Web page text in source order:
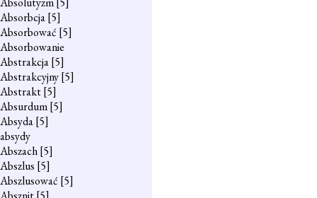
Absorbcja[5]
Absorbować [5]
Absorbowanie
Abstrakcja[5]
Abstrakcyjny[5]
Abstrakt[5]
Absurdum[5]
Absyda[5]
absydy
Abszach[5]
Abszlus [5]
Abszlusować [5]